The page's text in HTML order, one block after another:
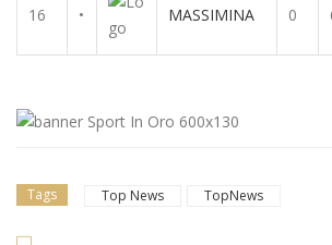
16 • MASSIMINA 0
Tags Top News TopNews